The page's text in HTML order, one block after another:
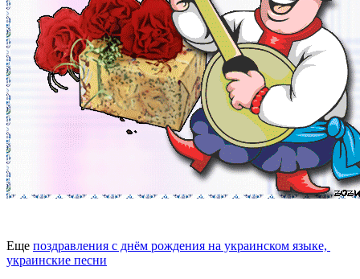
Еще поздравления с днём рождения на украинском языке,
украинские песни